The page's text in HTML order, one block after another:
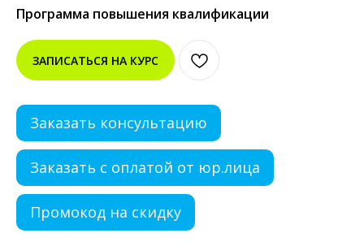
Программа повышения квалификации
ЗАПИСАТЬСЯ НА КУРС
Заказать консультацию
Заказать с оплатой от юр.лица
Промокод на скидку